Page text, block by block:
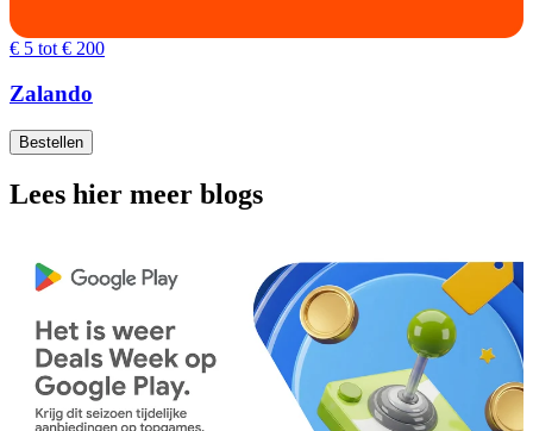
€ 5 tot € 200
Zalando
Bestellen
Lees hier meer blogs